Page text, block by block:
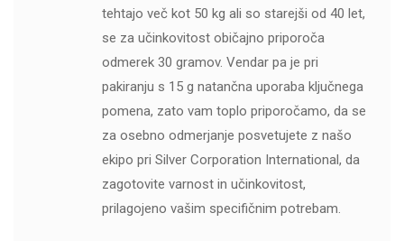
tehtajo več kot 50 kg ali so starejši od 40 let,
se za učinkovitost običajno priporoča
odmerek 30 gramov. Vendar pa je pri
pakiranju s 15 g natančna uporaba ključnega
pomena, zato vam toplo priporočamo, da se
za osebno odmerjanje posvetujete z našo
ekipo pri Silver Corporation International, da
zagotovite varnost in učinkovitost,
prilagojeno vašim specifičnim potrebam.